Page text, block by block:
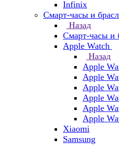
Infinix
Смарт-часы и
Назад
Смарт-часы и
Apple Watch
Назад
Apple
Apple
Apple
Apple
Apple
Apple
Xiaomi
Samsung